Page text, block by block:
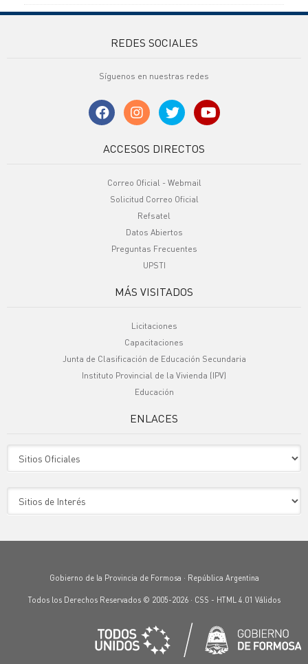
REDES SOCIALES
Síguenos en nuestras redes
ACCESOS DIRECTOS
Correo Oficial - Webmail
Solicitud Correo Oficial
Refsatel
Datos Abiertos
Preguntas Frecuentes
UPSTI
MÁS VISITADOS
Licitaciones
Capacitaciones
Junta de Clasificación de Educación Secundaria
Instituto Provincial de la Vivienda (IPV)
Educación
ENLACES
Gobierno de la Provincia de Formosa · República Argentina
Todos los Derechos Reservados © 2005-2026 · CSS - HTML 4.01 Válidos